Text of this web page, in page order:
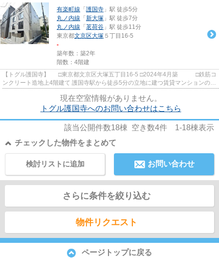
有楽町線 「 護国寺 」駅 徒歩5分
丸ノ内線 「 新大塚 」駅 徒歩7分
丸ノ内線 「 茗荷谷 」駅 徒歩11分
東京都文京区大塚 ５丁目16-5
-
築年数：築2年
階数：4階建
【トグル護国寺】 □東京都文京区大塚五丁目16-5 □2024年4月築 □鉄筋コ
ンクリート造地上4階建て 護国寺駅から徒歩5分の立地に建つ賃貸マンションのご
現在空室情報がありません。
トグル護国寺へのお問い合わせはこちら
該当公開件数18棟 空き数4件 1-18棟表示
チェックした物件をまとめて
お問い合わせ
検討リストに追加
さらに条件を絞り込む
物件リクエスト
ページトップに戻る